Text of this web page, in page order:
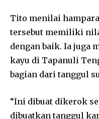
Tito menilai
tersebut memiliki
dengan baik. Ia juga
kayu di Tapanuli
bagian dari tanggul
“Ini dibuat dikerok
dibuatkan tanggul